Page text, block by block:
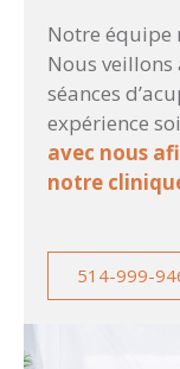
Notre équipe
Nous
séances
expérience
avec nous
notre
514-999-